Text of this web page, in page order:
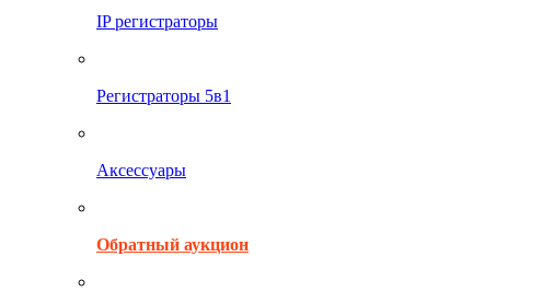
IP регистраторы
Регистраторы 5в1
Аксессуары
Обратный аукцион